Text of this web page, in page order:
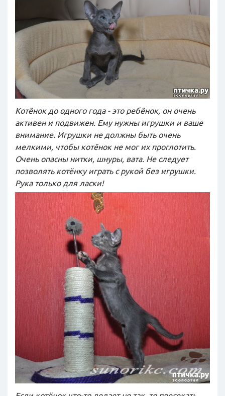
Котёнок до одного года - это ребёнок, он очень
активен и подвижен. Ему нужны игрушки и ваше
внимание. Игрушки не должны быть очень
мелкими, чтобы котёнок не мог их проглотить.
Очень опасны нитки, шнуры, вата. Не следует
позволять котёнку играть с рукой без игрушки.
Рука только для ласки!